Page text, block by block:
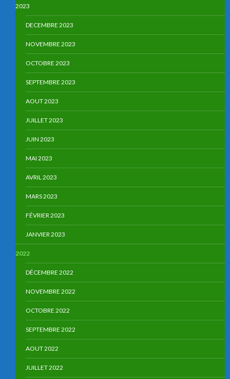
2023
DECEMBRE 2023
NOVEMBRE 2023
OCTOBRE 2023
SEPTEMBRE 2023
AOUT 2023
JUILLET 2023
JUIN 2023
MAI 2023
AVRIL 2023
MARS 2023
FÉVRIER 2023
JANVIER 2023
2022
DÉCEMBRE 2022
NOVEMBRE 2022
OCTOBRE 2022
SEPTEMBRE 2022
AOUT 2022
JUILLET 2022